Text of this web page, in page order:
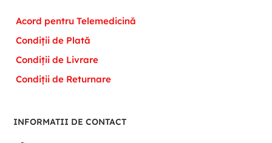
Acord pentru Telemedicină
Condiții de Plată
Condiții de Livrare
Condiții de Returnare
INFORMATII DE CONTACT